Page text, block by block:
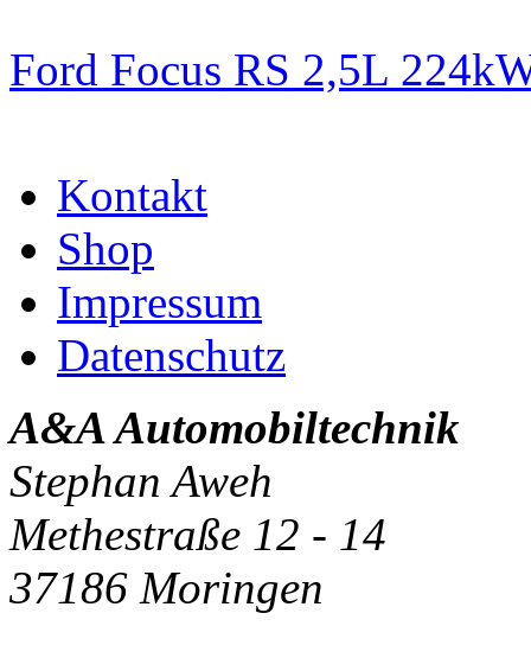
Ford Focus RS 2,5L
Kontakt
Shop
Impressum
Datenschutz
A&A Automobiltechnik
Stephan Aweh
Methestraße 12 - 14
37186 Moringen